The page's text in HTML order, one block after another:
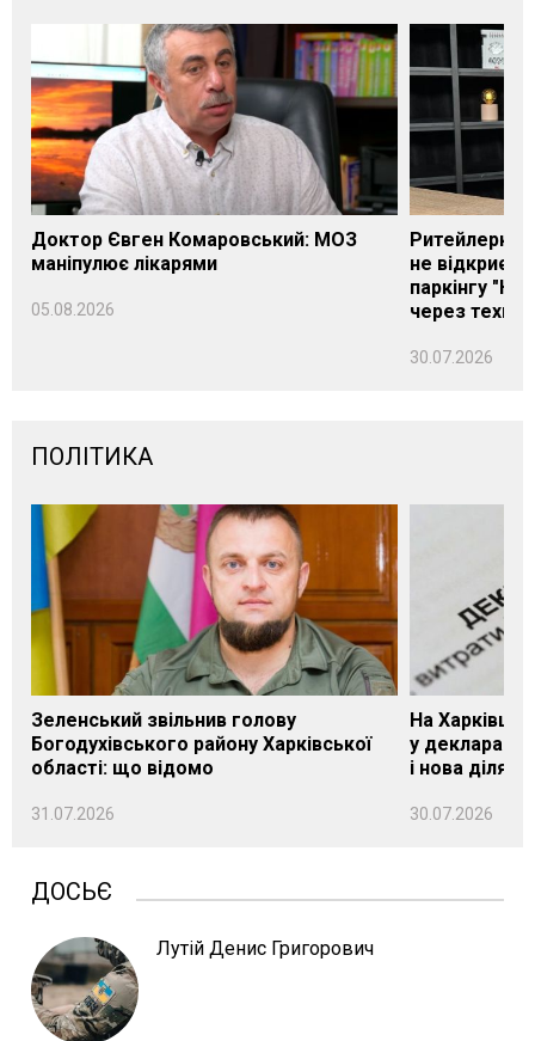
Доктор Євген Комаровський: МОЗ
маніпулює лікарями
05.08.2026
Ритейлерка
не
паркінгу
через
30.07.2026
ПОЛІТИКА
Зеленський звільнив голову
Богодухівського району Харківської
області: що відомо
31.07.2026
На
у декларації
і нова
30.07.2026
ДОСЬЄ
Лутій Денис Григорович